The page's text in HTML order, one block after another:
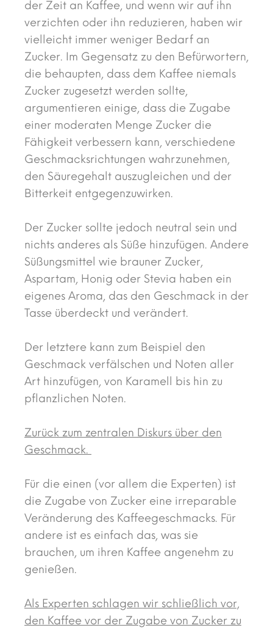
der Zeit an Kaffee, und wenn wir auf ihn
verzichten oder ihn reduzieren, haben wir
vielleicht immer weniger Bedarf an
Zucker. Im Gegensatz zu den Befürwortern,
die behaupten, dass dem Kaffee niemals
Zucker zugesetzt werden sollte,
argumentieren einige, dass die Zugabe
einer moderaten Menge Zucker die
Fähigkeit verbessern kann, verschiedene
Geschmacksrichtungen wahrzunehmen,
den Säuregehalt auszugleichen und der
Bitterkeit entgegenzuwirken.
Der Zucker sollte jedoch neutral sein und
nichts anderes als Süße hinzufügen. Andere
Süßungsmittel wie brauner Zucker,
Aspartam, Honig oder Stevia haben ein
eigenes Aroma, das den Geschmack in der
Tasse überdeckt und verändert.
Der letztere kann zum Beispiel den
Geschmack verfälschen und Noten aller
Art hinzufügen, von Karamell bis hin zu
pflanzlichen Noten.
Zurück zum zentralen Diskurs über den
Geschmack.
Für die einen (vor allem die Experten) ist
die Zugabe von Zucker eine irreparable
Veränderung des Kaffeegeschmacks. Für
andere ist es einfach das, was sie
brauchen, um ihren Kaffee angenehm zu
genießen.
Als Experten schlagen wir schließlich vor,
den Kaffee vor der Zugabe von Zucker zu